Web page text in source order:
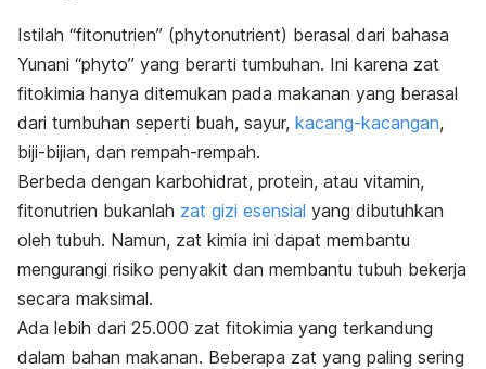
Istilah “fitonutrien” (phytonutrient) berasal dari bahasa
Yunani “phyto” yang berarti tumbuhan. Ini karena zat
fitokimia hanya ditemukan pada makanan yang berasal
dari tumbuhan seperti buah, sayur, kacang-kacangan,
biji-bijian, dan rempah-rempah.
Berbeda dengan karbohidrat, protein, atau vitamin,
fitonutrien bukanlah zat gizi esensial yang dibutuhkan
oleh tubuh. Namun, zat kimia ini dapat membantu
mengurangi risiko penyakit dan membantu tubuh bekerja
secara maksimal.
Ada lebih dari 25.000 zat fitokimia yang terkandung
dalam bahan makanan. Beberapa zat yang paling sering